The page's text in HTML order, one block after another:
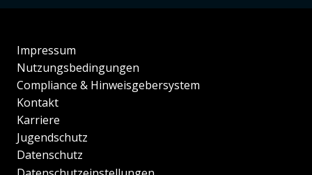
Impressum
Nutzungsbedingungen
Compliance & Hinweisgebersystem
Kontakt
Karriere
Jugendschutz
Datenschutz